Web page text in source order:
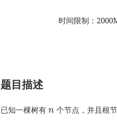
时间限制：
题目描述
已知一棵树有n 个节点，并且根